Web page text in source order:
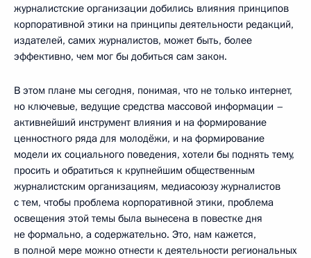
журналистские организации добились влияния принципов
корпоративной этики на принципы деятельности редакций,
издателей, самих журналистов, может быть, более
эффективно, чем мог бы добиться сам закон.
В этом плане мы сегодня, понимая, что не только интернет,
но ключевые, ведущие средства массовой информации –
активнейший инструмент влияния и на формирование
ценностного ряда для молодёжи, и на формирование
модели их социального поведения, хотели бы поднять тему,
просить и обратиться к крупнейшим общественным
журналистским организациям, медиасоюзу журналистов
с тем, чтобы проблема корпоративной этики, проблема
освещения этой темы была вынесена в повестке дня
не формально, а содержательно. Это, нам кажется,
в полной мере можно отнести к деятельности региональных